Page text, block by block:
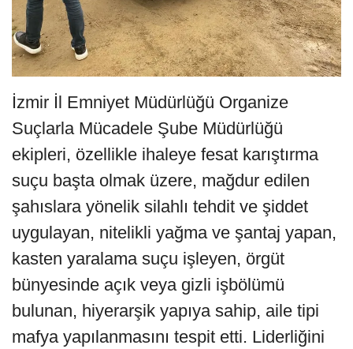
İzmir İl Emniyet Müdürlüğü Organize
Suçlarla Mücadele Şube Müdürlüğü
ekipleri, özellikle ihaleye fesat karıştırma
suçu başta olmak üzere, mağdur edilen
şahıslara yönelik silahlı tehdit ve şiddet
uygulayan, nitelikli yağma ve şantaj yapan,
kasten yaralama suçu işleyen, örgüt
bünyesinde açık veya gizli işbölümü
bulunan, hiyerarşik yapıya sahip, aile tipi
mafya yapılanmasını tespit etti. Liderliğini